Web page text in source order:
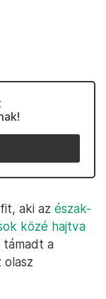
aki az észak-
közé hajtva
támadt a